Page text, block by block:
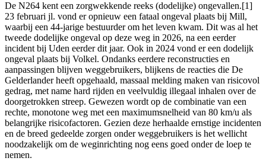
De N264 kent een zorgwekkende reeks (dodelijke) ongevallen.[1]
23 februari jl. vond er opnieuw een fataal ongeval plaats bij Mill,
waarbij een 44-jarige bestuurder om het leven kwam. Dit was al het
tweede dodelijke ongeval op deze weg in 2026, na een eerder
incident bij Uden eerder dit jaar. Ook in 2024 vond er een dodelijk
ongeval plaats bij Volkel. Ondanks eerdere reconstructies en
aanpassingen blijven weggebruikers, blijkens de reacties die De
Gelderlander heeft opgehaald, massaal melding maken van risicovol
gedrag, met name hard rijden en veelvuldig illegaal inhalen over de
doorgetrokken streep. Gewezen wordt op de combinatie van een
rechte, monotone weg met een maximumsnelheid van 80 km/u als
belangrijke risicofactoren. Gezien deze herhaalde ernstige incidenten
en de breed gedeelde zorgen onder weggebruikers is het wellicht
noodzakelijk om de weginrichting nog eens goed onder de loep te
nemen.